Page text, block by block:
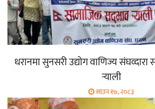
धरानमा सुनसरी उद्योग वाणिज्य
र्‍याली
साउन १७, २०८३